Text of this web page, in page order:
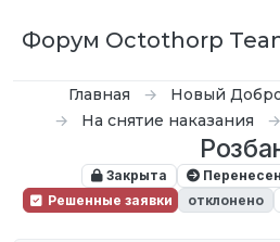
Форум Octothorp
Главная Новый
На снятие наказания
Закрыта
Решенные заявки
отклонено